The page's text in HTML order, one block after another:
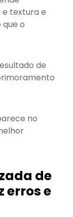
e textura e
o
de
no
de
erros e